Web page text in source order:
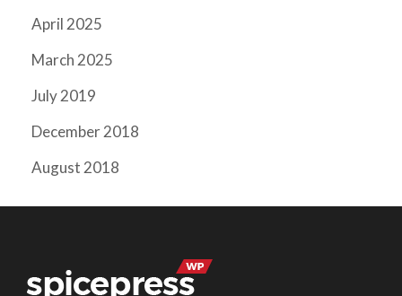
April 2025
March 2025
July 2019
December 2018
August 2018